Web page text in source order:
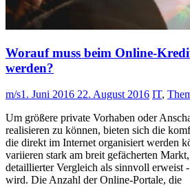
Worauf muss beim Online-
werden?
m/s1. Juni 2016 22. August 2016 IT,
Um größere private Vorhaben oder
realisieren zu können, bieten sich die
die direkt im Internet organisiert werden
variieren stark am breit gefächerten
detaillierter Vergleich als sinnvoll erweist
wird. Die Anzahl der Online-Portale, die